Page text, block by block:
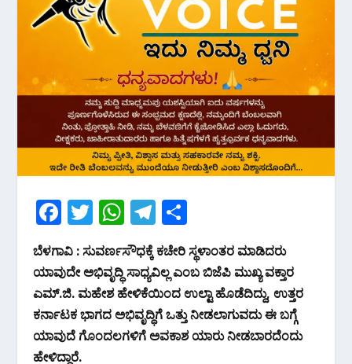
F
ac
e
b
o
o
T
w
itt
er
W
h
at
s
A
p
T
el
e
gr
a
m
h
ar
e
ಬೆಳಗಾವಿ : ಸುವರ್ಣಸೌಧಕ್ಕೆ ಕಚೇರಿ ಸ್ಥಳಾಂತರ ಮಾಡಿದರು
ಯಾವುದೇ ಅಭಿವೃದ್ಧಿ ಸಾಧ್ಯವಿಲ್ಲ ಎಂಬ ಬಿಜೆಪಿ ಮುಖ್ಯ ವಕ್ತಾರ
ಎಮ್.ಜಿ. ಮಹೇಶ ಹೇಳಿಕೆಯಿಂದ ಉಲ್ಟಾ ಹೊಡೆದಿದ್ದು, ಉತ್ತರ
ಕರ್ನಾಟಕ ಭಾಗದ ಅಭಿವೃದ್ಧಿಗೆ ಒತ್ತು ನೀಡಲಾಗುವದು ಈ ಬಗ್ಗೆ
ಯಾವುದೆ ಗೊಂದಲಗಳಿಗೆ ಅವಕಾಶ ಯಾರು ನೀಡಬಾರದೆಂದು
ಹೇಳಿದ್ದಾರೆ.‌